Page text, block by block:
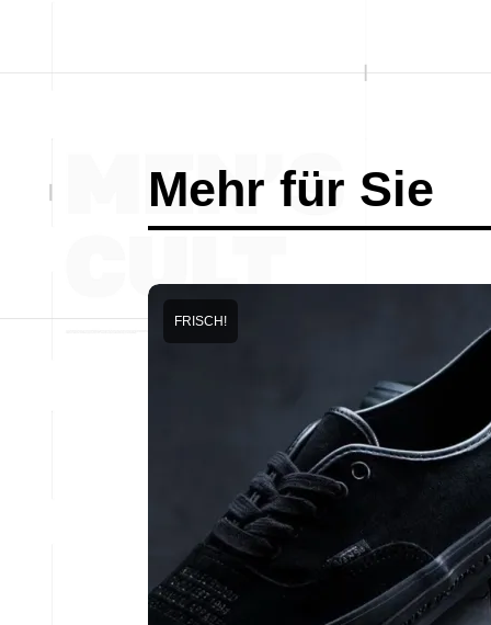
Mehr für Sie
FRISCH!